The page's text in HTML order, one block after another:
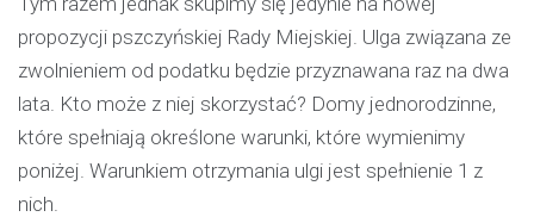
propozycji pszczyńskiej Rady Miejskiej. Ulga związana ze
zwolnieniem od podatku będzie przyznawana raz na dwa
lata. Kto może z niej skorzystać? Domy jednorodzinne,
które spełniają określone warunki, które wymienimy
poniżej. Warunkiem otrzymania ulgi jest spełnienie 1 z
nich.